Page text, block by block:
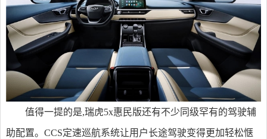
值得一提的是,瑞虎5x惠民版还有不少同级罕有的驾驶辅
助配置。CCS定速巡航系统让用户长途驾驶变得更加轻松惬